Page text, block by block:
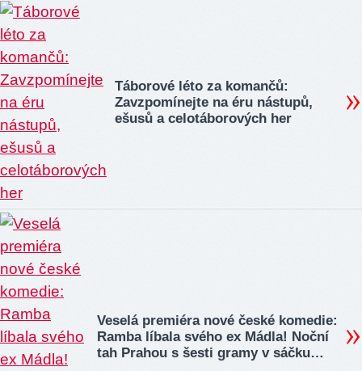
Táborové léto za komančů:
Zavzpomínejte na éru nástupů,
ešusů a celotáborových her
Veselá premiéra nové české komedie:
Ramba líbala svého ex Mádla! Noční
tah Prahou s šesti gramy v sáčku…